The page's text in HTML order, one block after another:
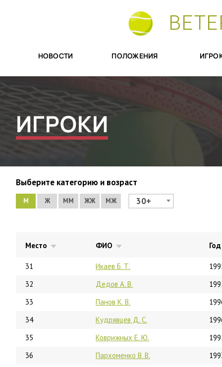
НОВОСТИ ПОЛОЖЕНИЯ
ИГРОКИ
Выберите категорию и возраст
М Ж ММ ЖЖ МЖ 30+
Место ФИО
31 Икаев Б. Т.
32
Дедов А. В.
33
Панов К. В.
34
Кудрявцев Д. С.
35
Коврижных Е. Ю.
36
Пархоменко В. В.